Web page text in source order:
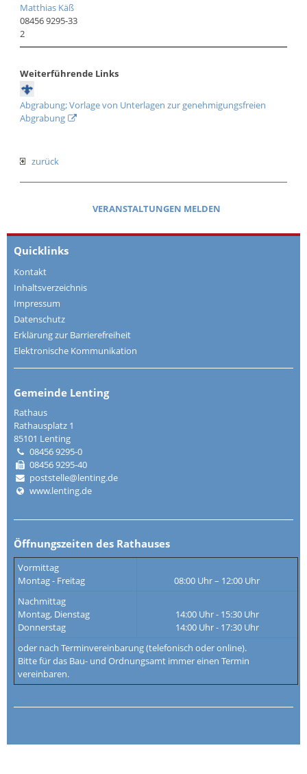
Matthias Käß
08456 9295-33
2
Weiterführende Links
Abgrabung; Vorlage von Unterlagen zur genehmigungsfreien
Abgrabung
zurück
VERANSTALTUNGEN MELDEN
Quicklinks
Kontakt
Inhaltsverzeichnis
Impressum
Datenschutz
Erklärung zur Barrierefreiheit
Elektronische Kommunikation
Gemeinde Lenting
Rathaus
Rathausplatz 1
85101 Lenting
08456 9295-0
08456 9295-40
poststelle@lenting.de
www.lenting.de
Öffnungszeiten des Rathauses
Vormittag
Montag - Freitag
08:00 Uhr – 12:00 Uhr
Nachmittag
Montag, Dienstag
Donnerstag
14:00 Uhr - 15:30 Uhr
14:00 Uhr - 17:30 Uhr
oder nach Terminvereinbarung (telefonisch oder online).
Bitte für das Bau- und Ordnungsamt immer einen Termin
vereinbaren.